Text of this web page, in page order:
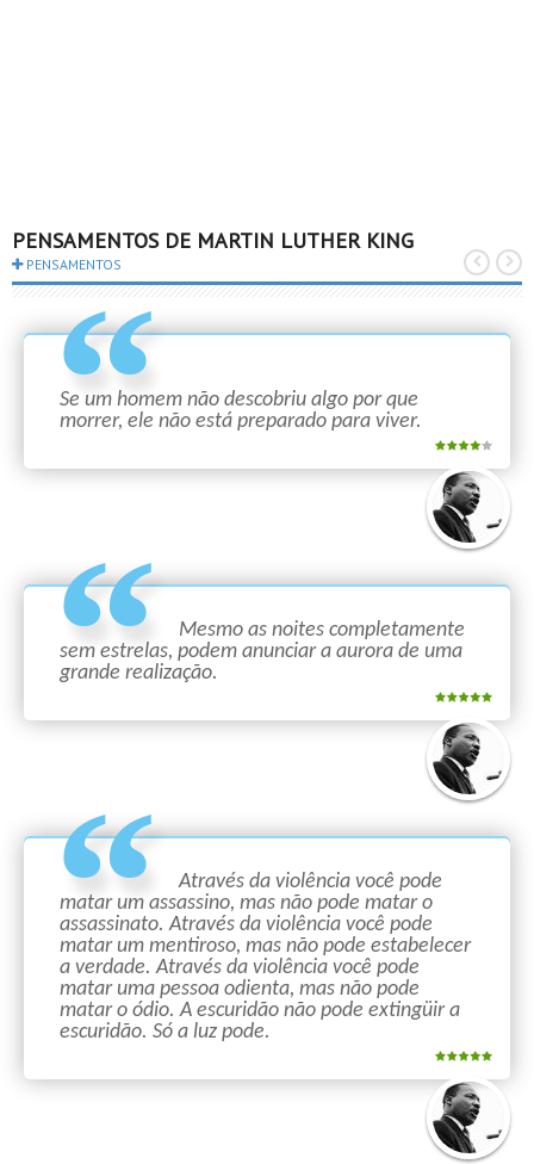
PENSAMENTOS DE MARTIN LUTHER KING
PENSAMENTOS
Se um homem não descobriu algo por que
morrer, ele não está preparado para viver.
Mesmo as noites completamente
sem estrelas, podem anunciar a aurora de uma
grande realização.
Através da violência você pode
matar um assassino, mas não pode matar o
assassinato. Através da violência você pode
matar um mentiroso, mas não pode estabelecer
a verdade. Através da violência você pode
matar uma pessoa odienta, mas não pode
matar o ódio. A escuridão não pode extingüir a
escuridão. Só a luz pode.